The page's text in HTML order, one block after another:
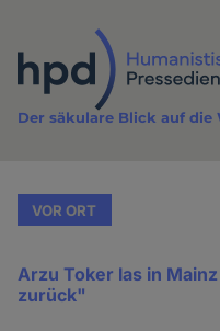
Inhalt
Der säkulare Blick auf die
VOR ORT
Arzu Toker las in
zurück"